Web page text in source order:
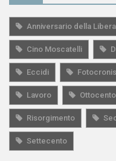
Anniversario della
Cino Moscatelli
Eccidi
Lavoro Ottocento
Risorgimento
Settecento